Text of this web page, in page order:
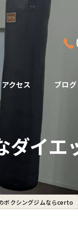
アクセス ブログ
ダイエ
ボクシングジムならcerto